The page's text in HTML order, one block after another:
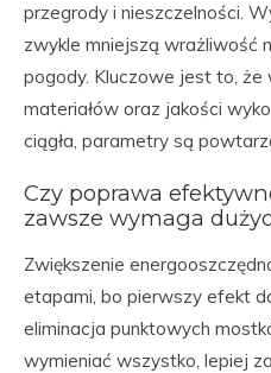
przegrody i nieszczelności.
zwykle mniejszą wrażliwość
pogody. Kluczowe jest to, że
materiałów oraz jakości
ciągła, parametry są
Czy poprawa
zawsze wymaga
Zwiększenie
etapami, bo pierwszy efekt
eliminacja punktowych
wymieniać wszystko, lepiej